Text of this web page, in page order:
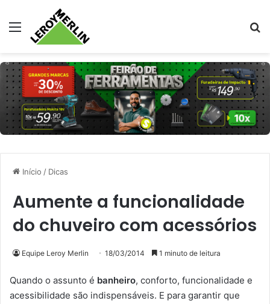
Menu
Início / Dicas
Aumente a funcionalidade
do chuveiro com acessórios
Equipe Leroy Merlin 18/03/2014 1 minuto de leitura
Quando o assunto é banheiro, conforto, funcionalidade e
acessibilidade são indispensáveis. E para garantir que